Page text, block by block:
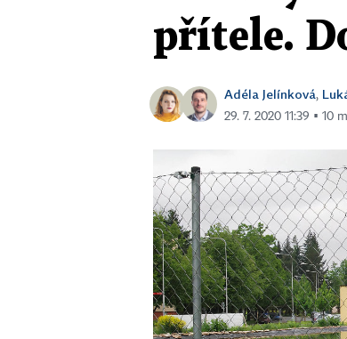
přítele.
Adéla Jelínková,
29. 7. 2020 11:39 ▪ 10